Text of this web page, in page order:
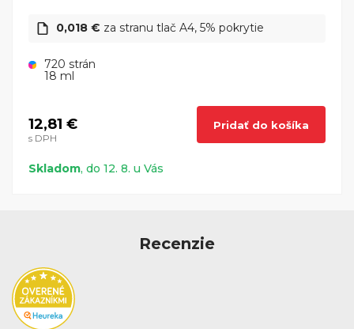
0,018 € za stranu tlač A4, 5% pokrytie
720 strán
18 ml
12,81 €
s DPH
Pridať do košíka
Skladom, do 12. 8. u Vás
Recenzie